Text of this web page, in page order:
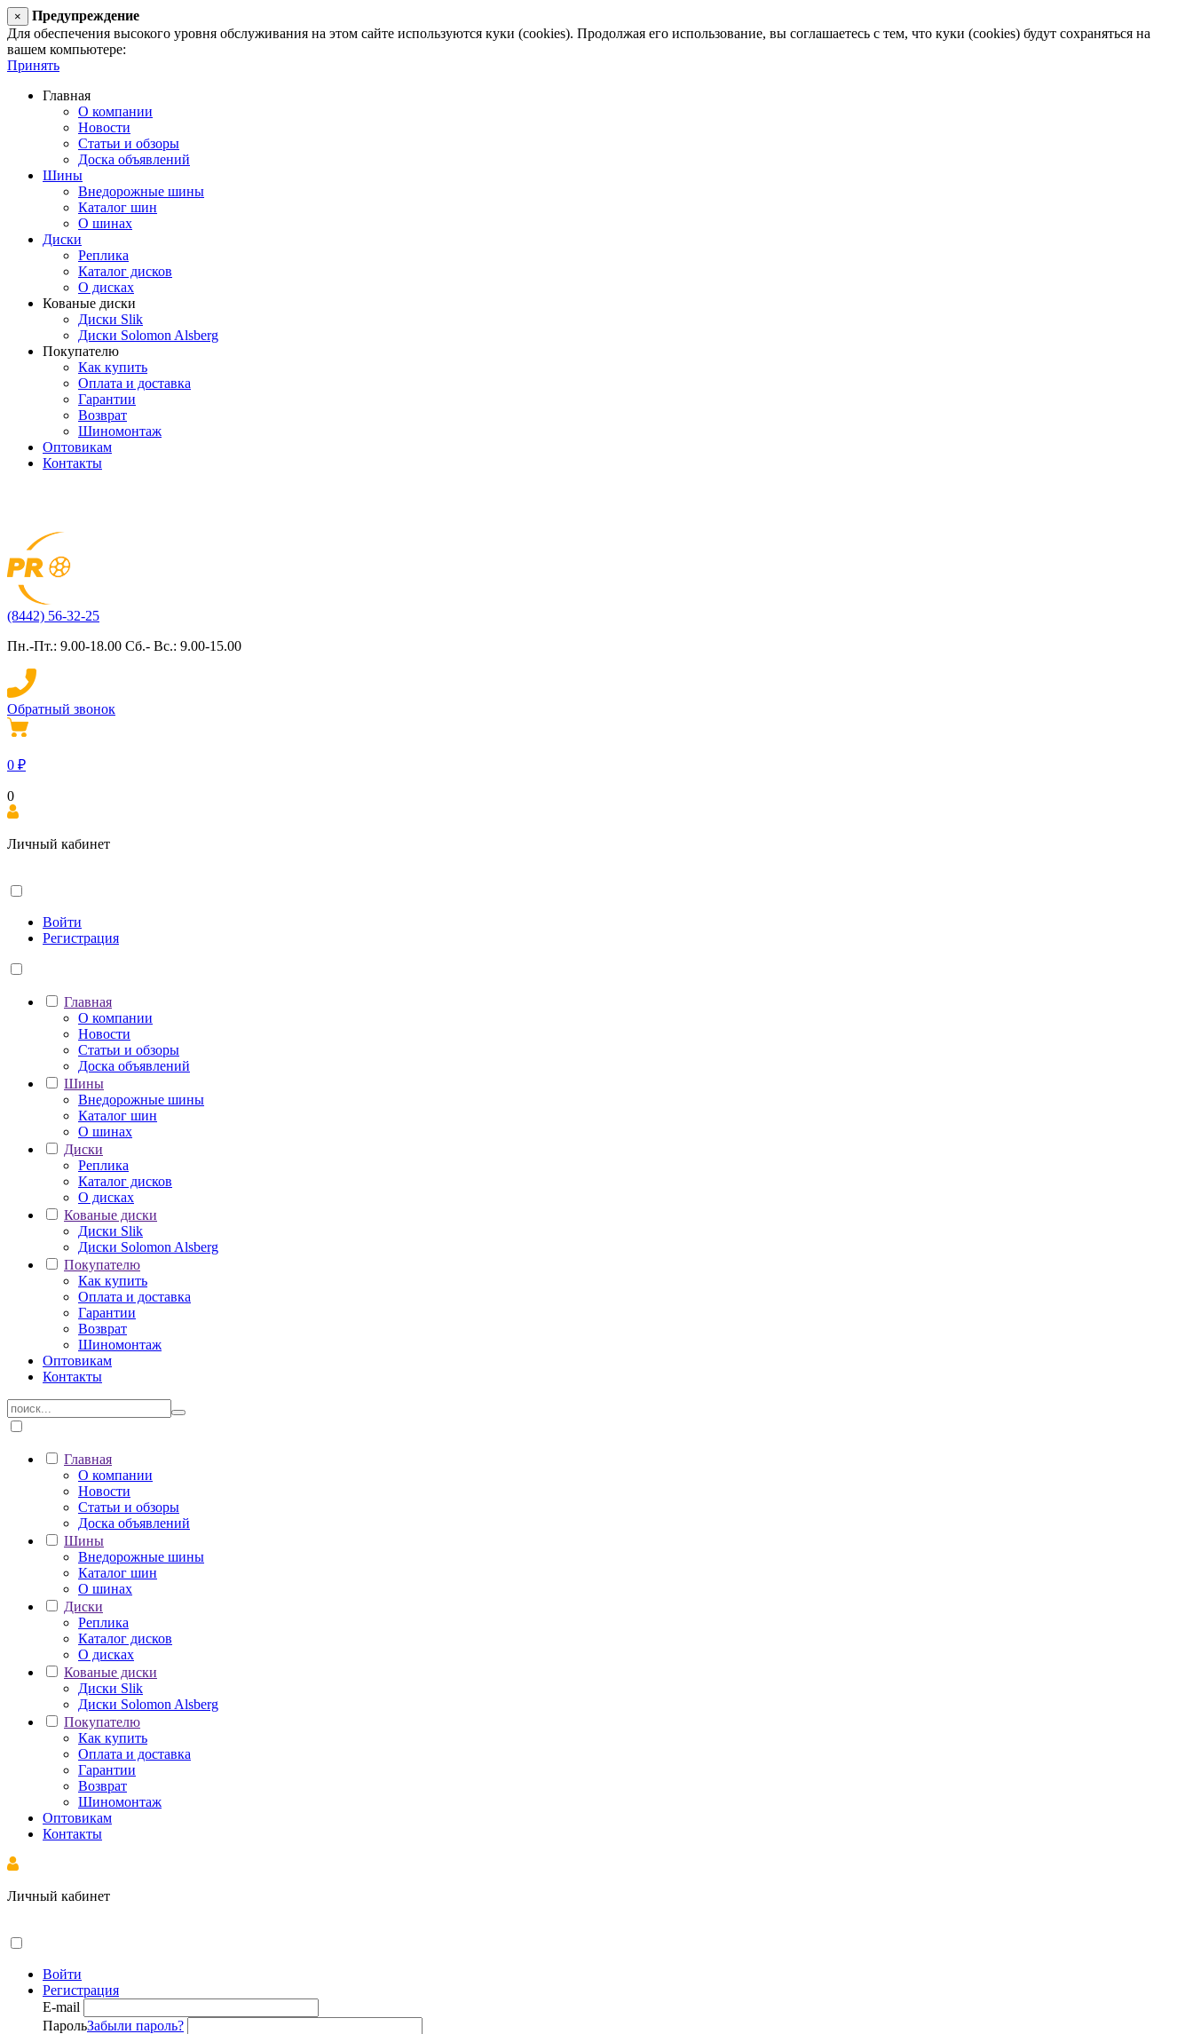
×
Предупреждение
Для обеспечения высокого уровня обслуживания на этом сайте используются куки (cookies). Продолжая его использование, вы соглашаетесь с тем, что куки (cookies) будут сохраняться на
вашем компьютере:
Принять
Главная
О компании
Новости
Статьи и обзоры
Доска объявлений
Шины
Внедорожные шины
Каталог шин
О шинах
Диски
Реплика
Каталог дисков
О дисках
Кованые диски
Диски Slik
Диски Solomon Alsberg
Покупателю
Как купить
Оплата и доставка
Гарантии
Возврат
Шиномонтаж
Оптовикам
Контакты
(8442) 56-32-25
Пн.-Пт.: 9.00-18.00 Сб.- Вс.: 9.00-15.00
Обратный звонок
0 ₽
0
Личный кабинет
Войти
Регистрация
Главная
О компании
Новости
Статьи и обзоры
Доска объявлений
Шины
Внедорожные шины
Каталог шин
О шинах
Диски
Реплика
Каталог дисков
О дисках
Кованые диски
Диски Slik
Диски Solomon Alsberg
Покупателю
Как купить
Оплата и доставка
Гарантии
Возврат
Шиномонтаж
Оптовикам
Контакты
Главная
О компании
Новости
Статьи и обзоры
Доска объявлений
Шины
Внедорожные шины
Каталог шин
О шинах
Диски
Реплика
Каталог дисков
О дисках
Кованые диски
Диски Slik
Диски Solomon Alsberg
Покупателю
Как купить
Оплата и доставка
Гарантии
Возврат
Шиномонтаж
Оптовикам
Контакты
Личный кабинет
Войти
Регистрация
E-mail
ПарольЗабыли пароль?